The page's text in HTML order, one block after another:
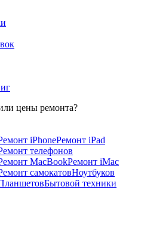
цены ремонта?
iPhoneРемонт iPad
телефонов
MacBookРемонт iMac
самокатовНоутбуков
Бытовой техники